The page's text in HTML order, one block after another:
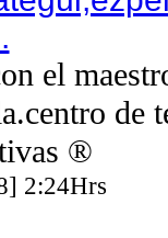
el
de
®
2:24Hrs